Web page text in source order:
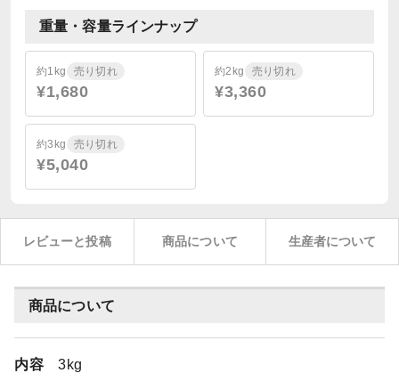
重量・容量ラインナップ
約1kg 売り切れ
¥1,680
約2kg 売り切れ
¥3,360
約3kg 売り切れ
¥5,040
レビューと投稿 商品について 生産者について
商品について
内容 3kg